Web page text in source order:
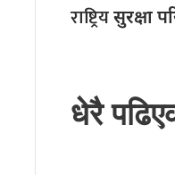
राष्ट्रियसुरक्षा
धेरै